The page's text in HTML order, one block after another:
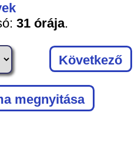
31 órája.
Következő
megnyitása